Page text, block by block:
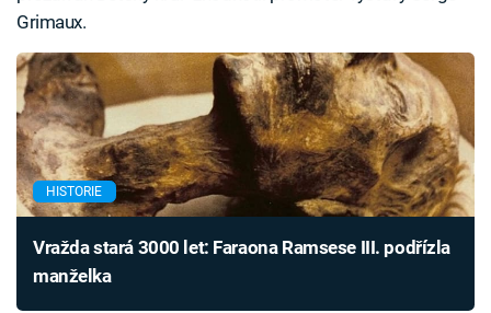
Grimaux.
HISTORIE
Vražda stará 3000 let: Faraona Ramsese III. podřízla
manželka